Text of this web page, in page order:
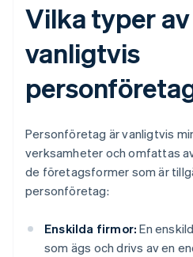
Vilka typer
vanligtvis
Personföretag är vanligtvis
verksamheter och omfattas
de företagsformer som är
personföretag:
Enskilda firmor: En
som ägs och drivs av en